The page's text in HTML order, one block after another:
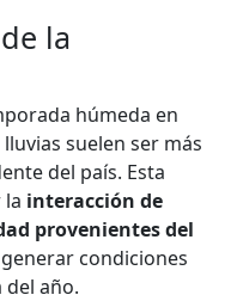
la
húmeda en
suelen ser más
del país. Esta
la interacción de
provenientes del
condiciones
del año.